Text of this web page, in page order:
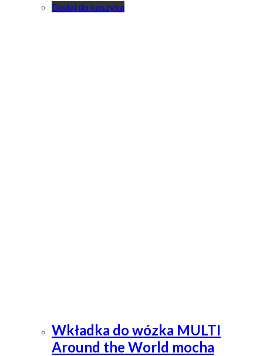
Dodaj do koszyka
Wkładka do wózka MULTI
Around the World mocha